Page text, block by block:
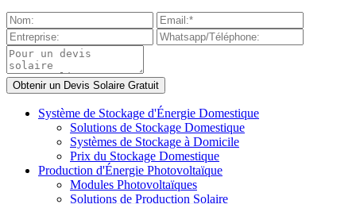
Système de Stockage d'Énergie Domestique
Solutions de Stockage Domestique
Systèmes de Stockage à Domicile
Prix du Stockage Domestique
Production d'Énergie Photovoltaïque
Modules Photovoltaïques
Solutions de Production Solaire